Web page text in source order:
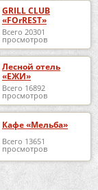
GRILL CLUB
«FOrREST»
Всего 20301
просмотров
Лесной отель
«ЕЖИ»
Всего 16892
просмотров
Кафе «Мельба»
Всего 13651
просмотров